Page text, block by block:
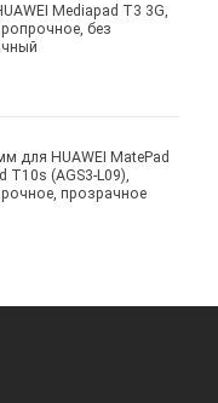
Mediapad T3 3G,
без
для HUAWEI MatePad
T10s (AGS3-L09),
прозрачное